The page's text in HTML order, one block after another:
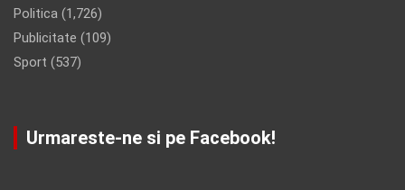
Politica (1,726)
Publicitate (109)
Sport (537)
Urmareste-ne si pe Facebook!